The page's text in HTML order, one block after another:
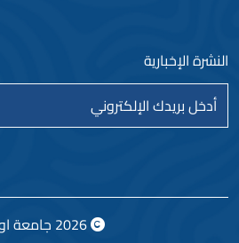
النشرة الإخبارية
2026 جامعة